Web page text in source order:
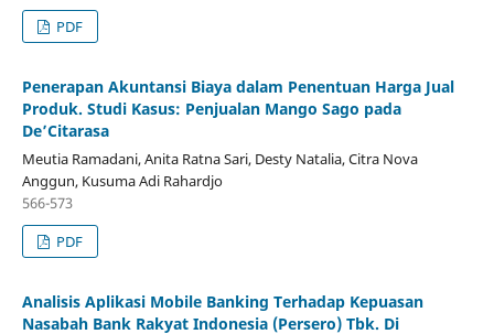
PDF
Penerapan Akuntansi Biaya dalam Penentuan Harga Jual
Produk. Studi Kasus: Penjualan Mango Sago pada
De’Citarasa
Meutia Ramadani, Anita Ratna Sari, Desty Natalia, Citra Nova
Anggun, Kusuma Adi Rahardjo
566-573
PDF
Analisis Aplikasi Mobile Banking Terhadap Kepuasan
Nasabah Bank Rakyat Indonesia (Persero) Tbk. Di